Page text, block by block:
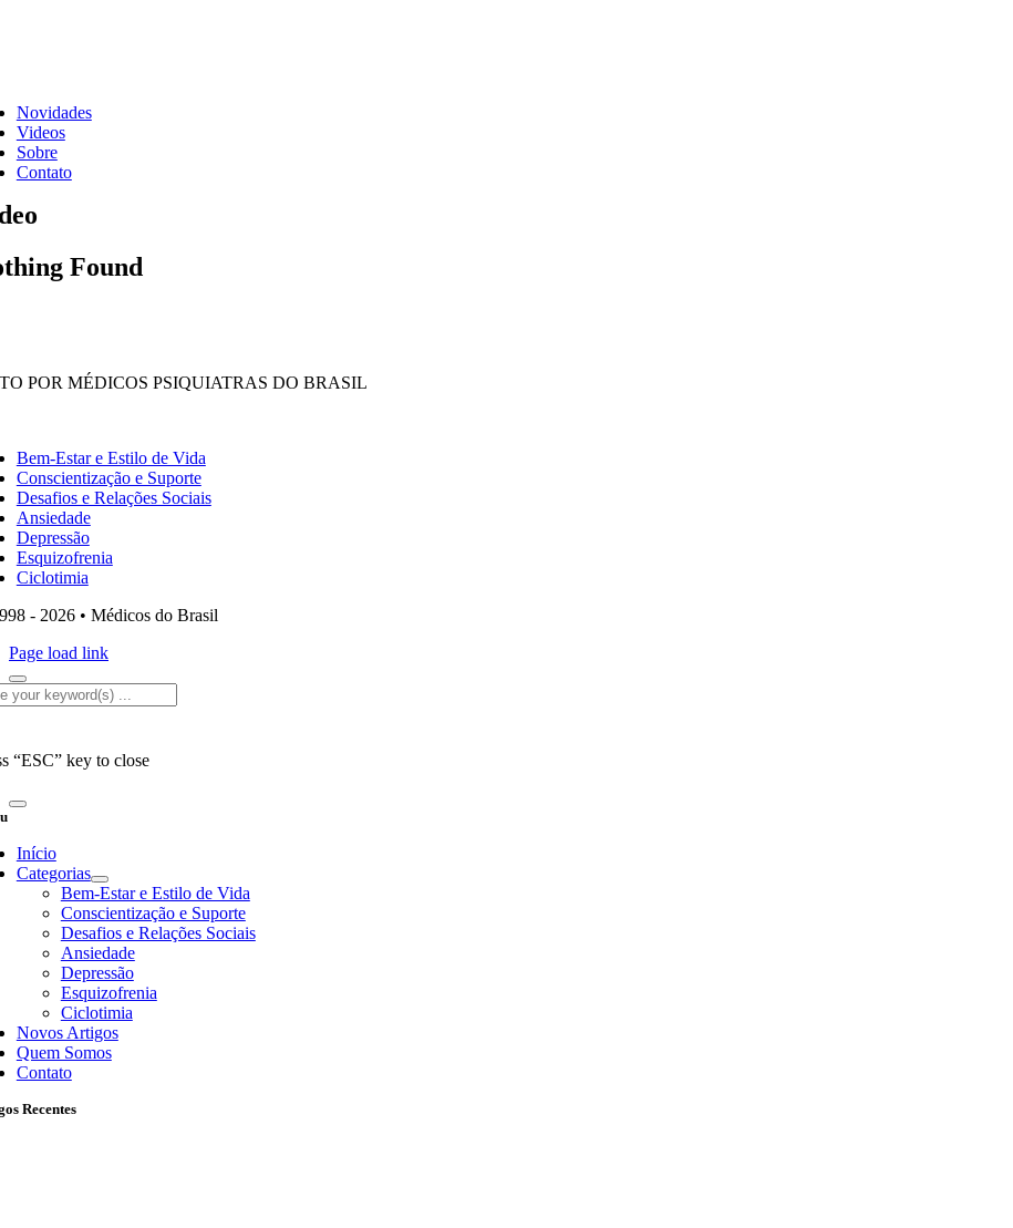
Novidades
Videos
Sobre
Contato
Found
POR MÉDICOS PSIQUIATRAS DO BRASIL
Bem-Estar e Estilo de Vida
Conscientização e Suporte
Desafios e Relações Sociais
Ansiedade
Depressão
Esquizofrenia
Ciclotimia
- 2026 • Médicos do Brasil
Page load link
“ESC” key to close
Início
Categorias
Bem-Estar e Estilo de Vida
Conscientização e Suporte
Desafios e Relações Sociais
Ansiedade
Depressão
Esquizofrenia
Ciclotimia
Novos Artigos
Quem Somos
Contato
Recentes